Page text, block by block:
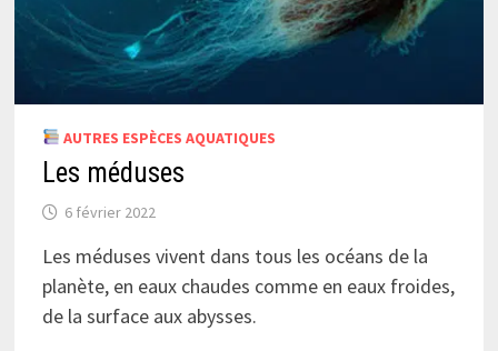
AUTRES ESPÈCES AQUATIQUES
Les méduses
6 février 2022
Les méduses vivent dans tous les océans de la
planète, en eaux chaudes comme en eaux froides,
de la surface aux abysses.